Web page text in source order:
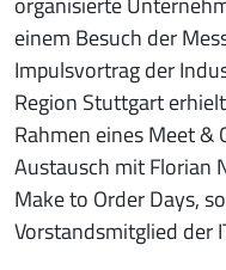
einem Besuch der
Impulsvortrag der
Region Stuttgart
Rahmen eines Meet &
Austausch mit Florian
Make to Order Days,
Vorstandsmitglied der